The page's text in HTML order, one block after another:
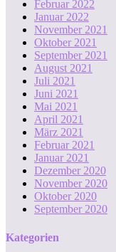
Februar 2022
Januar 2022
November 2021
Oktober 2021
September 2021
August 2021
Juli 2021
Juni 2021
Mai 2021
April 2021
März 2021
Februar 2021
Januar 2021
Dezember 2020
November 2020
Oktober 2020
September 2020
Kategorien